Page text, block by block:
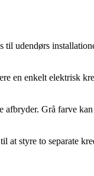
udendørs
en enkelt elektrisk
Grå farve
styre to separate